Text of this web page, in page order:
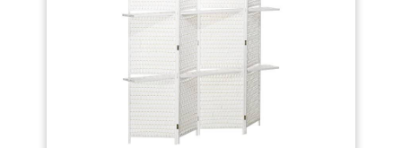
panneaux est équipé de 15
charnières en acier, permettant
un pliage et un ajustement facile
selon vos besoins. Pratique à
ranger et à déplacer pour plus
de flexibilité. PIEDS
SURÉLEVÉS : L'espace au bas
de la cloison de séparation
favorise la circulation de l'air et
prévient l'humidité. Les patins